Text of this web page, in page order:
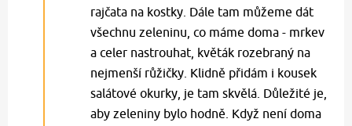
rajčata na kostky. Dále tam můžeme dát
všechnu zeleninu, co máme doma - mrkev
a celer nastrouhat, květák rozebraný na
nejmenší růžičky. Klidně přidám i kousek
salátové okurky, je tam skvělá. Důležité je,
aby zeleniny bylo hodně. Když není doma